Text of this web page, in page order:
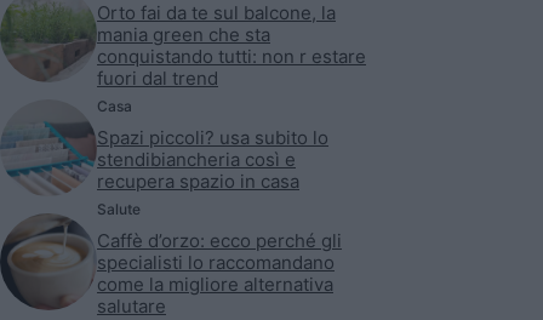
Orto fai da te sul balcone, la
mania green che sta
conquistando tutti: non r estare
fuori dal trend
Casa
Spazi piccoli? usa subito lo
stendibiancheria così e
recupera spazio in casa
Salute
Caffè d’orzo: ecco perché gli
specialisti lo raccomandano
come la migliore alternativa
salutare